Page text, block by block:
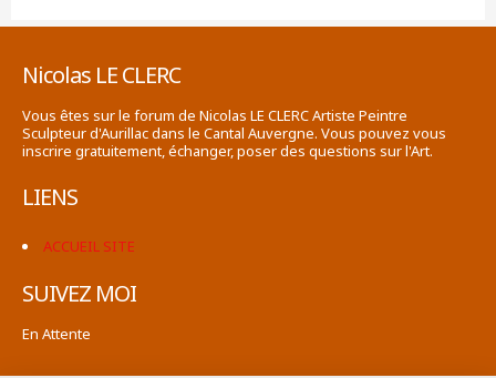
Nicolas LE CLERC
Vous êtes sur le forum de Nicolas LE CLERC Artiste Peintre
Sculpteur d'Aurillac dans le Cantal Auvergne. Vous pouvez vous
inscrire gratuitement, échanger, poser des questions sur l'Art.
LIENS
ACCUEIL SITE
SUIVEZ MOI
En Attente